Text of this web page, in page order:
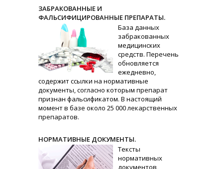
ЗАБРАКОВАННЫЕ И
ФАЛЬСИФИЦИРОВАННЫЕ ПРЕПАРАТЫ.
База данных
забракованных
медицинских
средств. Перечень
обновляется
ежедневно,
содержит ссылки на нормативные
документы, согласно которым препарат
признан фальсификатом. В настоящий
момент в базе около 25 000 лекарственных
препаратов.
НОРМАТИВНЫЕ ДОКУМЕНТЫ.
Тексты
нормативных
документов,